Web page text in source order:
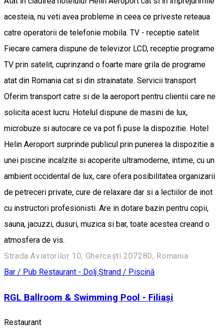
acesteia, nu veti avea probleme in ceea ce priveste reteaua
catre operatorii de telefonie mobila. TV - receptie satelit
Fiecare camera dispune de televizor LCD, receptie programe
TV prin satelit, cuprinzand o foarte mare grila de programe
atat din Romania cat si din strainatate. Servicii transport
Oferim transport catre si de la aeroport pentru clientii care ne
solicita acest lucru. Hotelul dispune de masini de lux,
microbuze si autocare ce va pot fi puse la dispozitie. Hotel
Helin Aeroport surprinde publicul prin punerea la dispozitie a
unei piscine incalzite si acoperite ultramoderne, intime, cu un
ambient occidental de lux, care ofera posibilitatea organizarii
de petreceri private, cure de relaxare dar si a lectiilor de inot
cu instructori profesionisti. Are in dotare bazin pentru copii,
sauna, jacuzzi, dusuri, muzica si bar, toate acestea creand o
atmosfera de vis.
Strada Aviatorilor 10, Ghercești 207280, Romania
Bar / Pub Restaurant - Dolj Ștrand / Piscină
RGL Ballroom & Swimming Pool - Filiași
Restaurant